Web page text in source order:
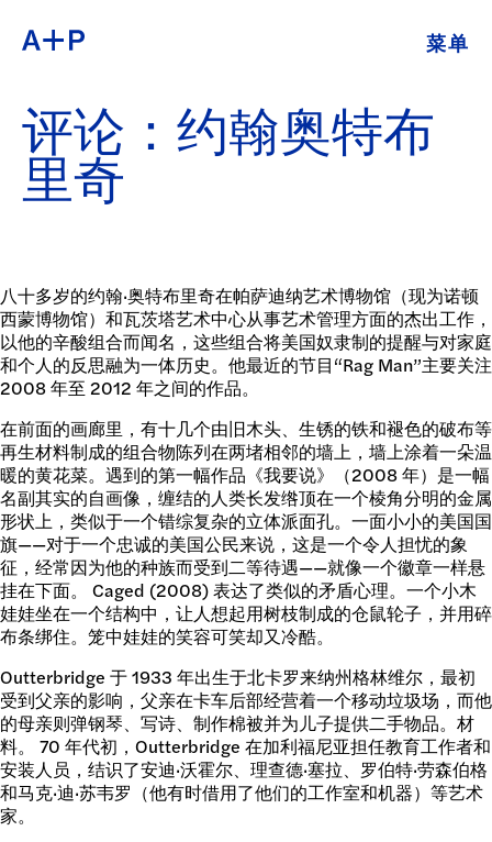
菜单
教育
培养青年
公共项目
档案
捐
ESPAÑOL
日本語
评论：约翰奥特布
里奇
八十多岁的约翰·奥特布里奇在帕萨迪纳艺术博物馆（现为诺顿
西蒙博物馆）和瓦茨塔艺术中心从事艺术管理方面的杰出工作，
以他的辛酸组合而闻名，这些组合将美国奴隶制的提醒与对家庭
和个人的反思融为一体历史。他最近的节目“Rag Man”主要关注
2008 年至 2012 年之间的作品。
在前面的画廊里，有十几个由旧木头、生锈的铁和褪色的破布等
再生材料制成的组合物陈列在两堵相邻的墙上，墙上涂着一朵温
暖的黄花菜。遇到的第一幅作品《我要说》（2008 年）是一幅
名副其实的自画像，缠结的人类长发绺顶在一个棱角分明的金属
形状上，类似于一个错综复杂的立体派面孔。一面小小的美国国
旗——对于一个忠诚的美国公民来说，这是一个令人担忧的象
征，经常因为他的种族而受到二等待遇——就像一个徽章一样悬
挂在下面。 Caged (2008) 表达了类似的矛盾心理。一个小木
娃娃坐在一个结构中，让人想起用树枝制成的仓鼠轮子，并用碎
布条绑住。笼中娃娃的笑容可笑却又冷酷。
Outterbridge 于 1933 年出生于北卡罗来纳州格林维尔，最初
受到父亲的影响，父亲在卡车后部经营着一个移动垃圾场，而他
的母亲则弹钢琴、写诗、制作棉被并为儿子提供二手物品。材
料。 70 年代初，Outterbridge 在加利福尼亚担任教育工作者和
安装人员，结识了安迪·沃霍尔、理查德·塞拉、罗伯特·劳森伯格
和马克·迪·苏韦罗（他有时借用了他们的工作室和机器）等艺术
家。